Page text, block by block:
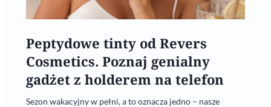
Peptydowe tinty od Revers
Cosmetics. Poznaj genialny
gadżet z holderem na telefon
Sezon wakacyjny w pełni, a to oznacza jedno – nasze